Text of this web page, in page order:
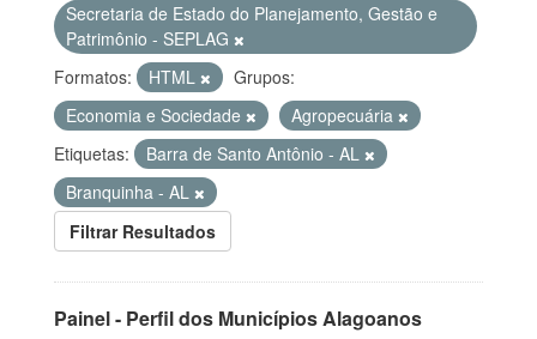
Secretaria de Estado do Planejamento, Gestão e
Patrimônio - SEPLAG
Formatos:
HTML
Grupos:
Economia e Sociedade
Agropecuária
Etiquetas:
Barra de Santo Antônio - AL
Branquinha - AL
Filtrar Resultados
Painel - Perfil dos Municípios Alagoanos